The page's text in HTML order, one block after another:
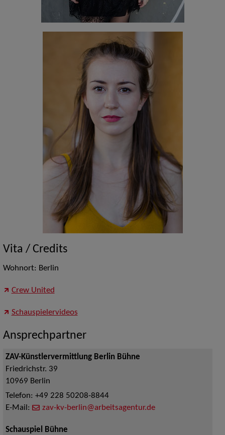
Vita / Credits
Wohnort: Berlin
Crew United
Schauspielervideos
Ansprechpartner
ZAV-Künstlervermittlung Berlin Bühne
Friedrichstr. 39
10969 Berlin
Telefon: +49 228 50208-8844
E-Mail:
zav-kv-berlin@arbeitsagentur.de
Schauspiel Bühne